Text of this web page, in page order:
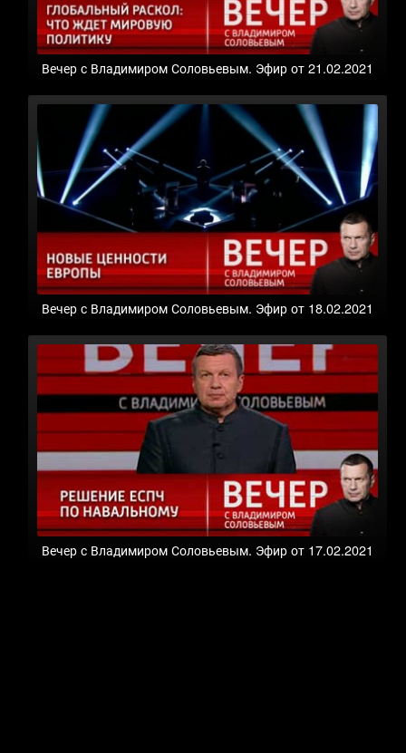
Вечер с Владимиром Соловьевым. Эфир от 21.02.2021
Вечер с Владимиром Соловьевым. Эфир от 18.02.2021
Вечер с Владимиром Соловьевым. Эфир от 17.02.2021